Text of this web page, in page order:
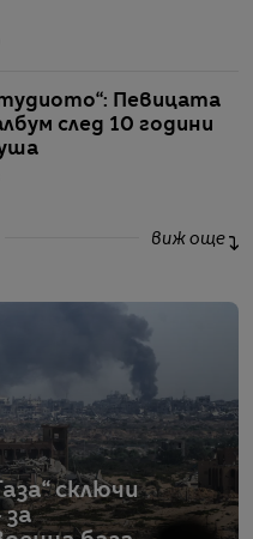
Певицата
след 10 години
виж още
сключи
за